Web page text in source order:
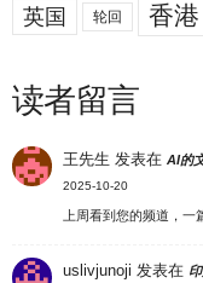
英国 轮回 香港
读者留言
王先生 发表在AI的
2025-10-20
上周看到您的频道，一
uslivjunoji 发表在